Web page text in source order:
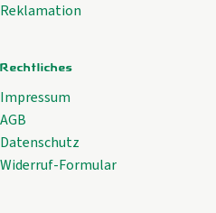
Reklamation
Rechtliches
Impressum
AGB
Datenschutz
Widerruf-Formular